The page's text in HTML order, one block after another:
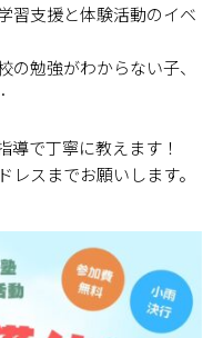
習支援と体験活動のイベ
勉強がわからない子、
導で丁寧に教えます！
スまでお願いします。